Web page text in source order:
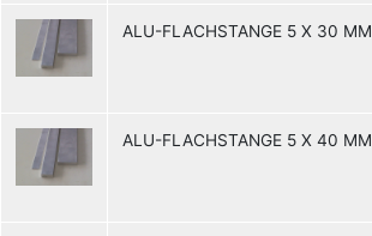
ALU-FLACHSTANGE 5 X 30 MM
ALU-FLACHSTANGE 5 X 40 MM